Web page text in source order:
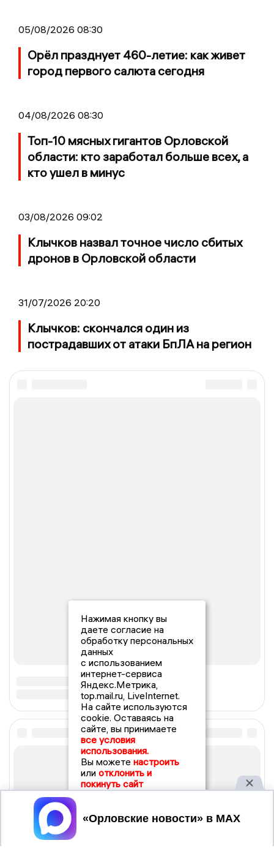
05/08/2026 08:30
Орёл празднует 460-летие: как живет
город первого салюта сегодня
04/08/2026 08:30
Топ-10 мясных гигантов Орловской
области: кто заработал больше всех, а
кто ушел в минус
03/08/2026 09:02
Клычков назвал точное число сбитых
дронов в Орловской области
31/07/2026 20:20
Клычков: скончался один из
пострадавших от атаки БпЛА на регион
Нажимая кнопку вы
даете согласие на
обработку персональных
данных
с использованием
интернет-сервиса
Яндекс.Метрика,
top.mail.ru, LiveInternet.
На сайте используются
cookie. Оставаясь на
сайте, вы принимаете
все условия
использования.
Вы можете настроить
или отклонить и
покинуть сайт
Принять